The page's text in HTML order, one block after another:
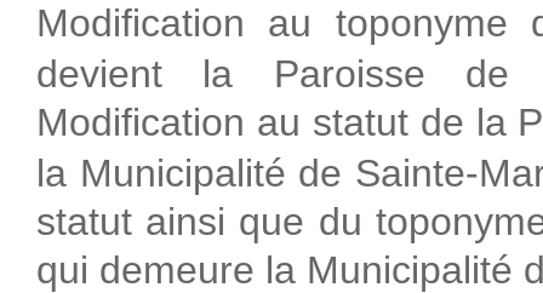
Modification au
devient la Paroisse de
Modification au statut de la
la Municipalité de Sainte-
statut ainsi que du
qui demeure la Municipalité